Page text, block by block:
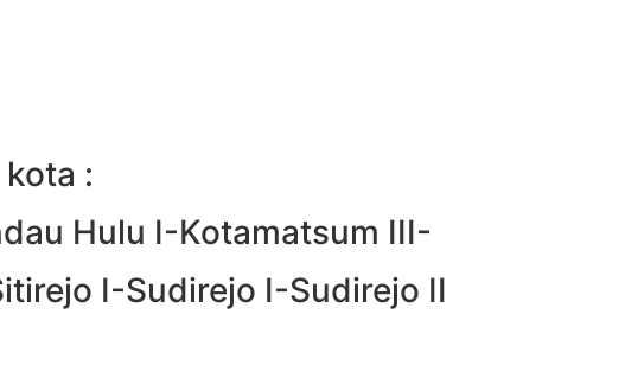
:
Hulu I-Kotamatsum III-
I-Sudirejo I-Sudirejo II